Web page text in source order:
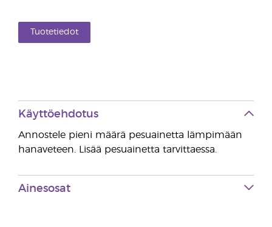
Tuotetiedot
Käyttöehdotus
Annostele pieni määrä pesuainetta lämpimään
hanaveteen. Lisää pesuainetta tarvittaessa.
Ainesosat